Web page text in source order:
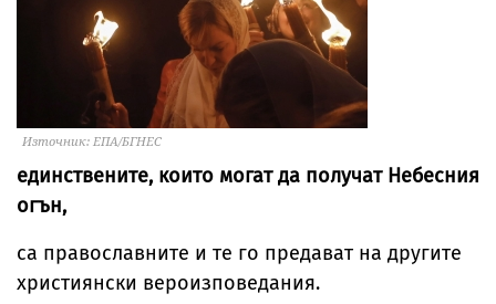
Източник: ЕПА/БГНЕС
единствените, които могат да получат Небесния
огън,
са православните и те го предават на другите
християнски вероизповедания.